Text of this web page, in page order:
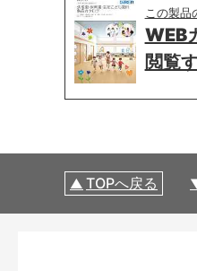
この製品
WEB
閲覧
TOPへ戻る